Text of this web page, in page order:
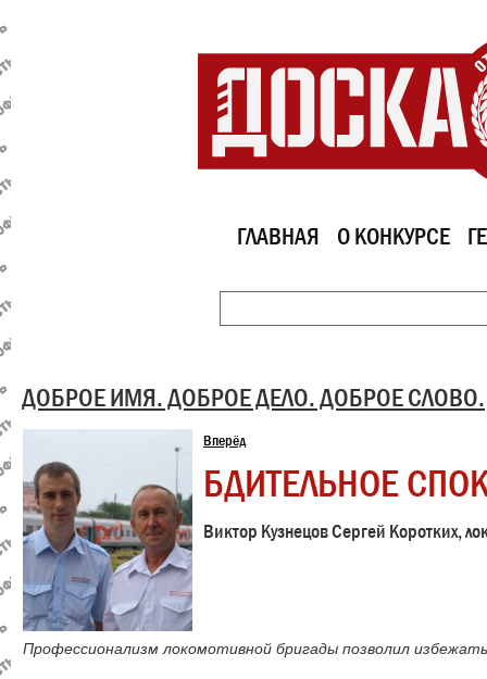
ГЛАВНАЯ О КОНКУРСЕ
ДОБРОЕ ИМЯ. ДОБРОЕ ДЕЛО. ДОБРОЕ СЛОВО.
Вперёд
БДИТЕЛЬНОЕ
Виктор Кузнецов Сергей Коротких,
Профессионализм локомотивной бригады позволил